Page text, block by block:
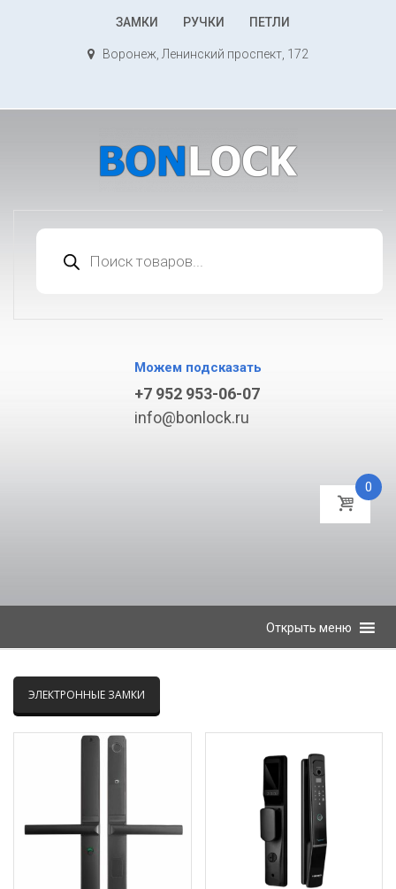
К
ЗАМКИ РУЧКИ ПЕТЛИ
Воронеж, Ленинский проспект, 172
товаров
Можем подсказать
+7 952 953-06-07
info@bonlock.ru
0
Открыть меню
ЭЛЕКТРОННЫЕ ЗАМКИ